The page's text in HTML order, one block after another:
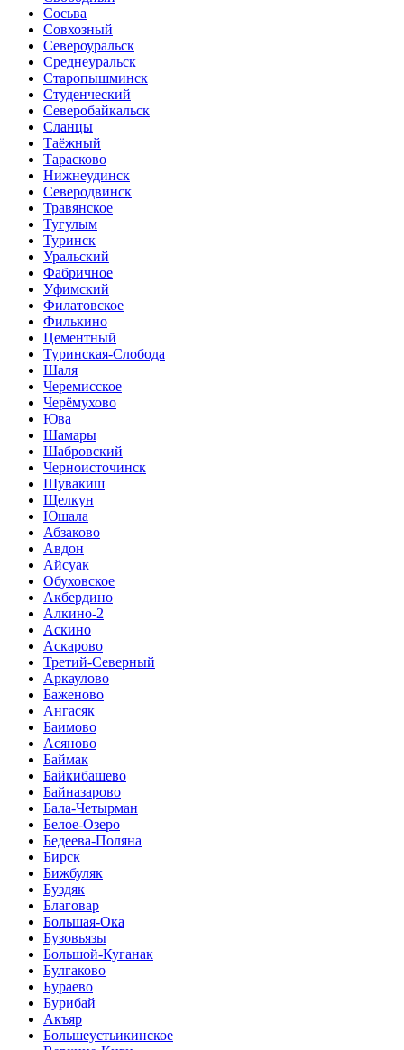
Сосьва
Совхозный
Североуральск
Среднеуральск
Старопышминск
Студенческий
Северобайкальск
Сланцы
Таёжный
Тарасково
Нижнеудинск
Северодвинск
Травянское
Тугулым
Туринск
Уральский
Фабричное
Уфимский
Филатовское
Филькино
Цементный
Туринская-Слобода
Шаля
Черемисское
Черёмухово
Юва
Шамары
Шабровский
Черноисточинск
Шувакиш
Щелкун
Юшала
Абзаково
Авдон
Айсуак
Обуховское
Акбердино
Алкино-2
Аскино
Аскарово
Третий-Северный
Аркаулово
Баженово
Ангасяк
Баимово
Асяново
Баймак
Байкибашево
Байназарово
Бала-Четырман
Белое-Озеро
Бедеева-Поляна
Бирск
Бижбуляк
Буздяк
Благовар
Большая-Ока
Бузовьязы
Большой-Куганак
Булгаково
Бураево
Бурибай
Акъяр
Большеустьикинское